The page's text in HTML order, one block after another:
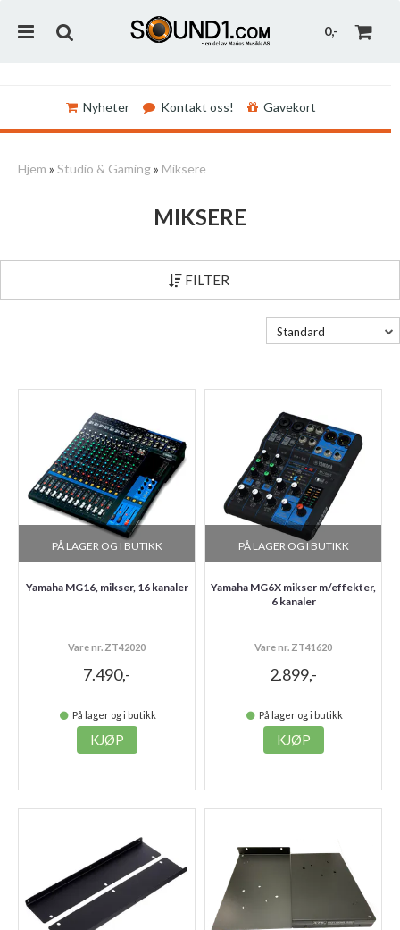
0,-
Nyheter Kontakt oss! Gavekort
Hjem » Studio & Gaming» Miksere
MIKSERE
FILTER
Standard
PÅ LAGER OG I BUTIKK
Yamaha MG16, mikser, 16 kanaler
Vare nr. ZT42020
7.490,-
På lager og i butikk
KJØP
PÅ LAGER OG I BUTIKK
Yamaha MG6X mikser m/effekter,
6 kanaler
Vare nr. ZT41620
2.899,-
På lager og i butikk
KJØP